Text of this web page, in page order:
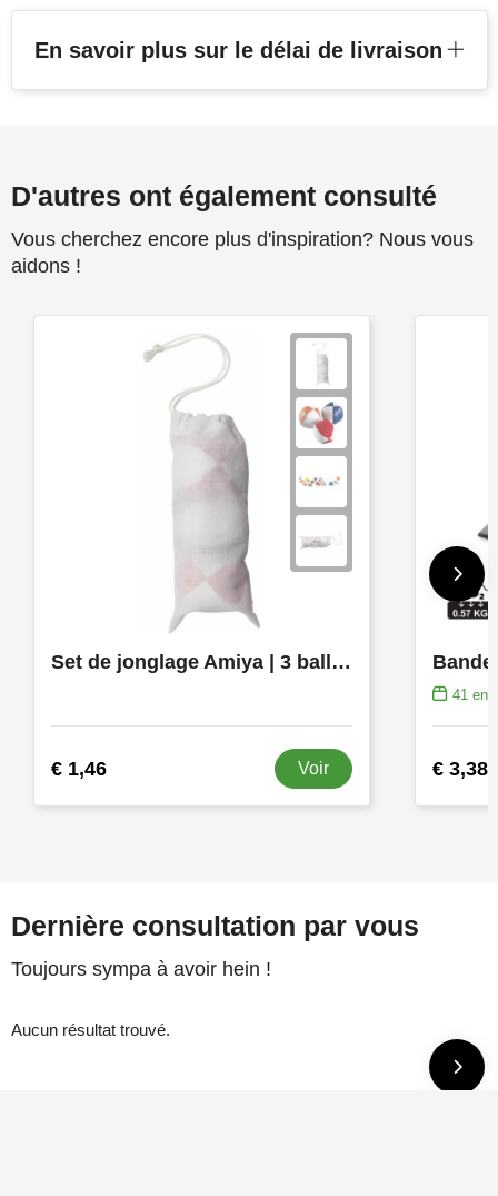
En savoir plus sur le délai de livraison
D'autres ont également consulté
Vous cherchez encore plus d'inspiration? Nous vous
aidons !
Set de jonglage Amiya | 3 balles | Pochette coton
€ 1,46 Voir
41en
€ 3,38
Dernière consultation par vous
Toujours sympa à avoir hein !
Aucun résultat trouvé.